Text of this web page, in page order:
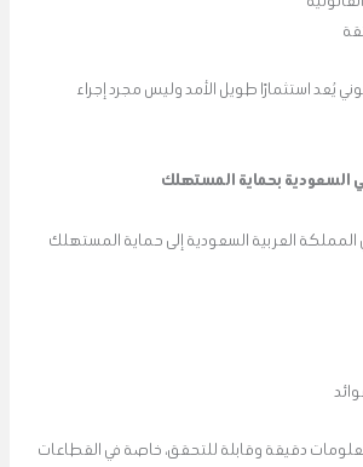
يُعد استثمارًا طويل الأمد وليس مجرد إجراء
السعودية بحماية المستهلك
المملكة العربية السعودية إلى حماية المستهلك
دقيقة وقابلة للتحقق، خاصة في القطاعات